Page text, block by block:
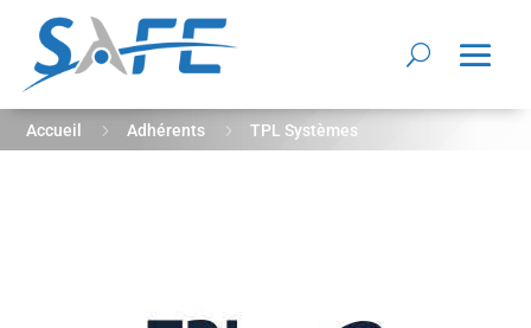
Accueil 5 Adhérents 5 TPL Systèmes